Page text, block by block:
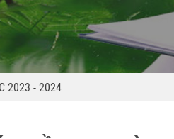
2023 - 2024